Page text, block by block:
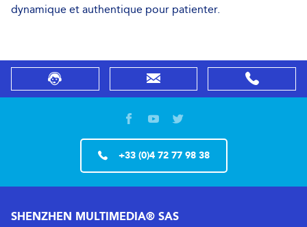
dynamique et authentique pour patienter.
+33 (0)4 72 77 98 38
SHENZHEN MULTIMEDIA® SAS